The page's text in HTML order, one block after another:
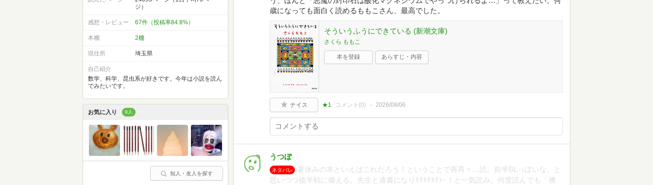
歳になっても面白く読めるももこさん、最高でした。
そういうふうにできている (新潮文庫)
さくら ももこ
本を登録 あらすじ・内容
ナイス ★1 コメント(0) 2026/08/06
うつぼ
ネタバレ
夏休みの本といえばこれだろう！ということで再再々…読。前半BLっぽいな、と
思いつつ後半戦に備える。先生と遺書になりｷﾀｷﾀｷﾀｧｰ！と一気読み。何度読んでも「襖
ジ）
感想・レビュー 67件（投稿率84.8%）
本棚 2棚
現住所 埼玉県
自己紹介
数学、科学、昆虫系が好きです。今年は小説を読ん
でみたいです。
お気に入り 9人
知人・友人を探す